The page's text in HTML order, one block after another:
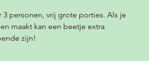
3 personen, vrij grote porties. Als je
maakt kan een beetje extra
zijn!